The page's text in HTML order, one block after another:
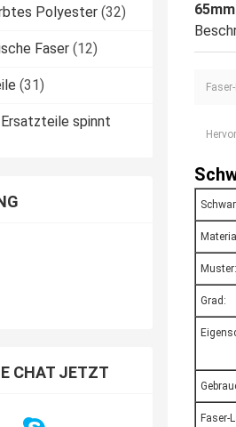
Polyester (32)
Faser (12)
(31)
spinnt
CHAT JETZT
Muster:
Grad:
Faser-